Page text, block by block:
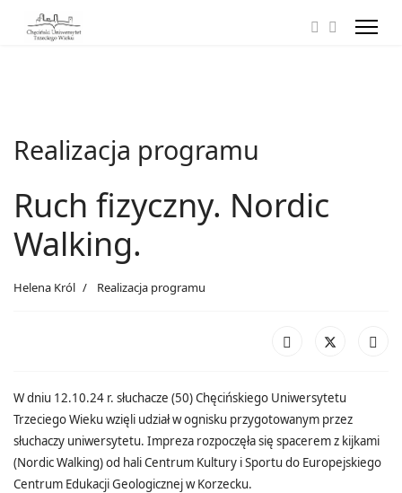
Realizacja programu
Ruch fizyczny. Nordic
Walking.
Helena Król Realizacja programu
W dniu 12.10.24 r. słuchacze (50) Chęcińskiego Uniwersytetu
Trzeciego Wieku wzięli udział w ognisku przygotowanym przez
słuchaczy uniwersytetu. Impreza rozpoczęła się spacerem z kijkami
(Nordic Walking) od hali Centrum Kultury i Sportu do Europejskiego
Centrum Edukacji Geologicznej w Korzecku.